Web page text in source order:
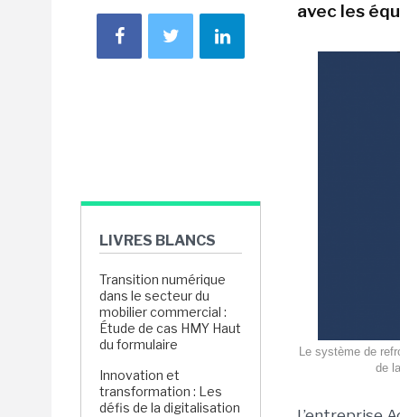
LIVRES BLANCS
Transition numérique
dans le secteur du
mobilier commercial :
Étude de cas HMY Haut
du formulaire
Innovation et
transformation : Les
défis de la digitalisation
avec les
Le système de
de